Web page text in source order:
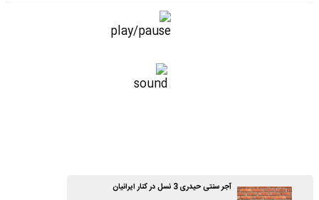
آجر سنتی حیدری 3 نسل در کنار ایرانیان